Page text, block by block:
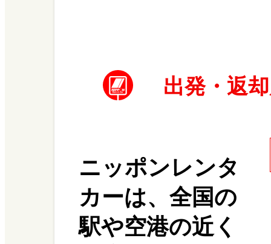
出発・返
ニッポンレンタ
カーは、全国の
駅や空港の近く